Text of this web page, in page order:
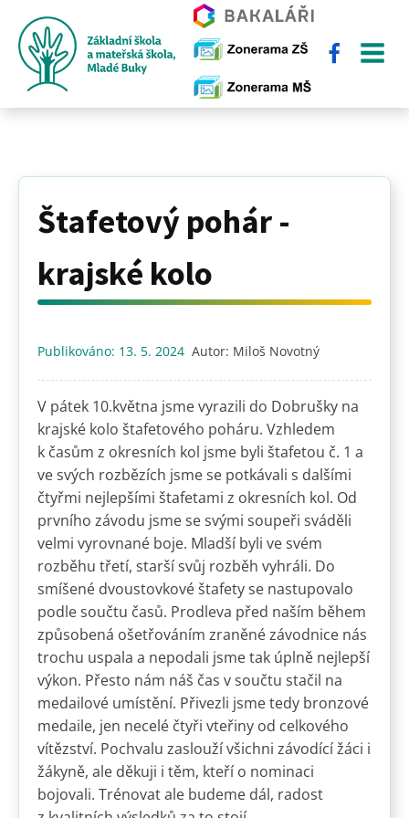
Štafetový pohár -
krajské kolo
Publikováno: 13. 5. 2024 Autor: Miloš Novotný
V pátek 10.května jsme vyrazili do Dobrušky na
krajské kolo štafetového poháru. Vzhledem
k časům z okresních kol jsme byli štafetou č. 1 a
ve svých rozbězích jsme se potkávali s dalšími
čtyřmi nejlepšími štafetami z okresních kol. Od
prvního závodu jsme se svými soupeři sváděli
velmi vyrovnané boje. Mladší byli ve svém
rozběhu třetí, starší svůj rozběh vyhráli. Do
smíšené dvoustovkové štafety se nastupovalo
podle součtu časů. Prodleva před naším během
způsobená ošetřováním zraněné závodnice nás
trochu uspala a nepodali jsme tak úplně nejlepší
výkon. Přesto nám náš čas v součtu stačil na
medailové umístění. Přivezli jsme tedy bronzové
medaile, jen necelé čtyři vteřiny od celkového
vítězství. Pochvalu zaslouží všichni závodící žáci i
žákyně, ale děkuji i těm, kteří o nominaci
bojovali. Trénovat ale budeme dál, radost